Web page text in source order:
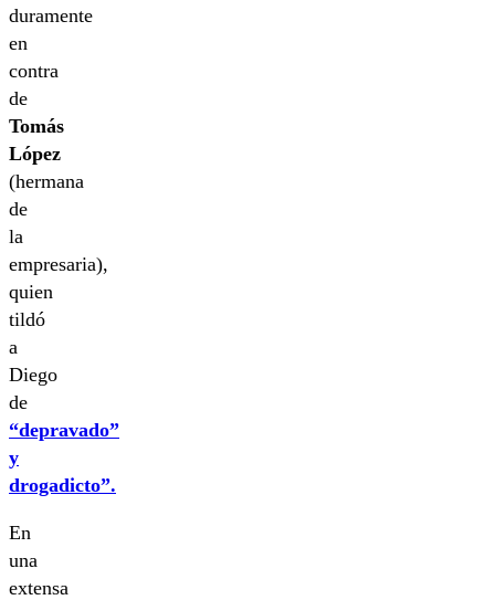
duramente
en
contra
de
Tomás
López
(hermana
de
la
empresaria),
quien
tildó
a
Diego
de
“depravado”
y
drogadicto”.
En
una
extensa